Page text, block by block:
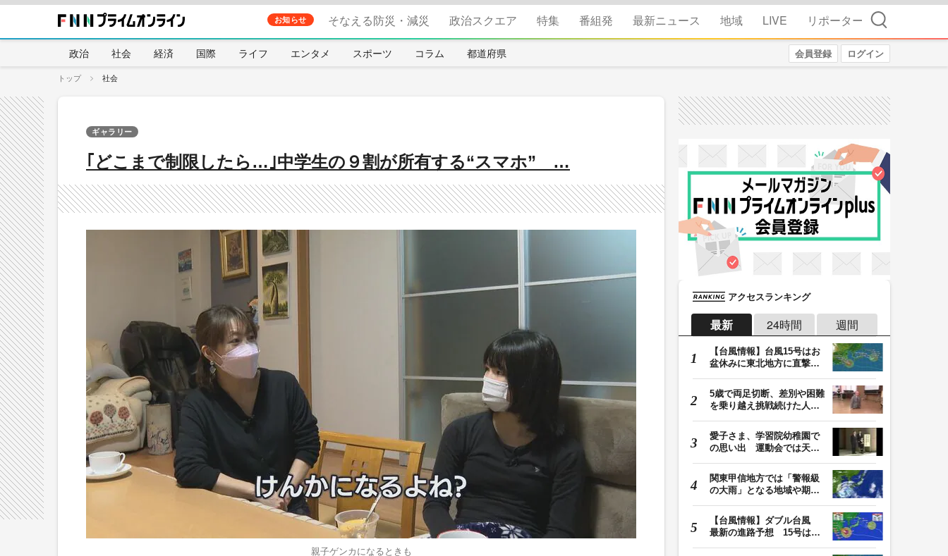
お知らせ そなえる防災・減災 政治スクエア 特集 番組発 最新ニュース 地域 LIVE リポーター 検索
政治 社会 経済 国際 ライフ エンタメ スポーツ コラム 都道府県 会員登録 ログイン
トップ 社会
｢どこまで制限したら…｣中学生の９割が所有する“スマホ” …
ギャラリー
親子ゲンカになるときも
アクセスランキング
最新 24時間 週間
【台風情報】台風15号はお
盆休みに東北地方に直撃す
5歳で両足切断、差別や困難
を乗り越え挑戦続けた人
愛子さま、学習院幼稚園で
の思い出 運動会では天皇
関東甲信地方では「警報級
の大雨」となる地域や期間
【台風情報】ダブル台風
最新の進路予想 15号は北